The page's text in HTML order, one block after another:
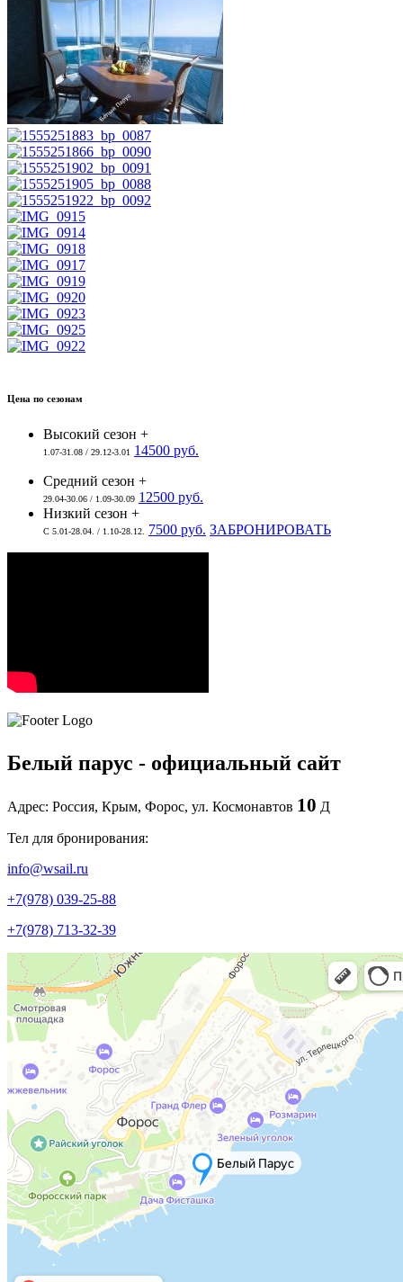
Цена по сезонам
Высокий сезон +
1.07-31.08 / 29.12-3.01
14500 руб.
Средний сезон +
29.04-30.06 / 1.09-30.09 12500 руб.
Низкий сезон +
С 5.01-28.04. / 1.10-28.12. 7500 руб. ЗАБРОНИРОВАТЬ
Белый парус - официальный сайт
Адрес: Россия, Крым, Форос, ул. Космонавтов 10 Д
Тел для бронирования:
info@wsail.ru
+7(978) 039-25-88
+7(978) 713-32-39